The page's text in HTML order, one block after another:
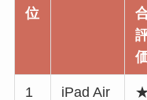
位
1
iPad Air